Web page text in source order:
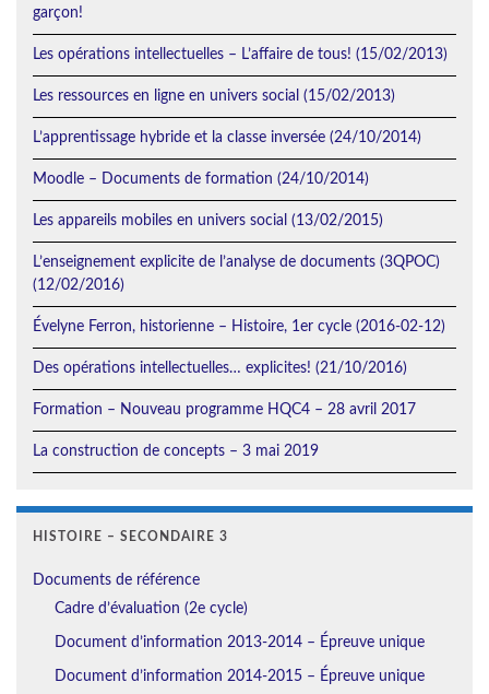
garçon!
Les opérations intellectuelles – L’affaire de tous! (15/02/2013)
Les ressources en ligne en univers social (15/02/2013)
L’apprentissage hybride et la classe inversée (24/10/2014)
Moodle – Documents de formation (24/10/2014)
Les appareils mobiles en univers social (13/02/2015)
L’enseignement explicite de l’analyse de documents (3QPOC)
(12/02/2016)
Évelyne Ferron, historienne – Histoire, 1er cycle (2016-02-12)
Des opérations intellectuelles… explicites! (21/10/2016)
Formation – Nouveau programme HQC4 – 28 avril 2017
La construction de concepts – 3 mai 2019
HISTOIRE – SECONDAIRE 3
Documents de référence
Cadre d’évaluation (2e cycle)
Document d’information 2013-2014 – Épreuve unique
Document d’information 2014-2015 – Épreuve unique